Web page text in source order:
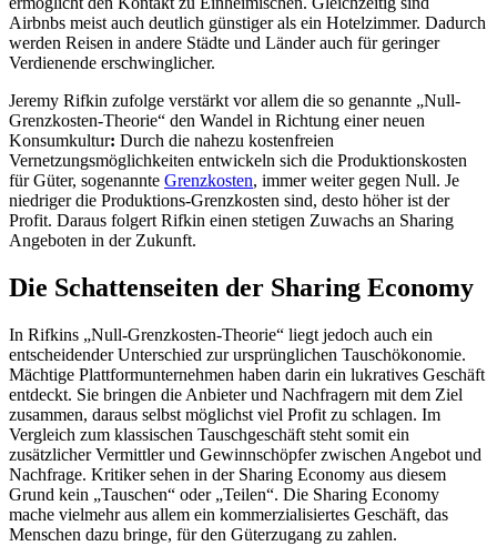
Airbnbs meist auch deutlich günstiger als ein Hotelzimmer. Dadurch
werden Reisen in andere Städte und Länder auch für geringer
Verdienende erschwinglicher.
Jeremy Rifkin zufolge verstärkt vor allem die so genannte „Null-
Grenzkosten-Theorie“ den Wandel in Richtung einer neuen
Konsumkultur: Durch die nahezu kostenfreien
Vernetzungsmöglichkeiten entwickeln sich die Produktionskosten
für Güter, sogenannte Grenzkosten, immer weiter gegen Null. Je
niedriger die Produktions-Grenzkosten sind, desto höher ist der
Profit. Daraus folgert Rifkin einen stetigen Zuwachs an Sharing
Angeboten in der Zukunft.
Die Schattenseiten der Sharing Economy
In Rifkins „Null-Grenzkosten-Theorie“ liegt jedoch auch ein
entscheidender Unterschied zur ursprünglichen Tauschökonomie.
Mächtige Plattformunternehmen haben darin ein lukratives Geschäft
entdeckt. Sie bringen die Anbieter und Nachfragern mit dem Ziel
zusammen, daraus selbst möglichst viel Profit zu schlagen. Im
Vergleich zum klassischen Tauschgeschäft steht somit ein
zusätzlicher Vermittler und Gewinnschöpfer zwischen Angebot und
Nachfrage. Kritiker sehen in der Sharing Economy aus diesem
Grund kein „Tauschen“ oder „Teilen“. Die Sharing Economy
mache vielmehr aus allem ein kommerzialisiertes Geschäft, das
Menschen dazu bringe, für den Güterzugang zu zahlen.